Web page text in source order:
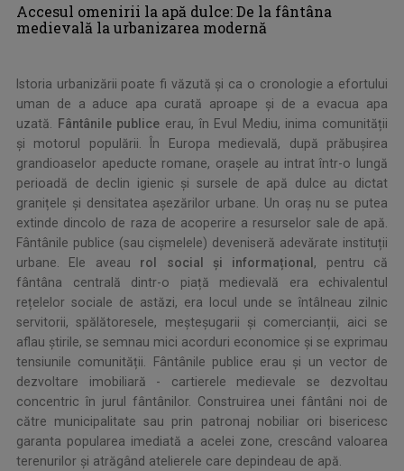
Accesul omenirii la apă dulce: De la fântâna
medievală la urbanizarea modernă
Istoria urbanizării poate fi văzută și ca o cronologie a efortului
uman de a aduce apa curată aproape și de a evacua apa
uzată.
Fântânile publice erau, în Evul Mediu, inima comunității
și motorul populării. În Europa medievală, după prăbușirea
grandioaselor apeducte romane, orașele au intrat într-o lungă
perioadă de declin igienic și sursele de apă dulce au dictat
granițele și densitatea așezărilor urbane. Un oraș nu se putea
extinde dincolo de raza de acoperire a resurselor sale de apă.
Fântânile publice (sau cișmelele) deveniseră adevărate instituții
urbane. Ele aveau rol social și informațional , pentru că
fântâna centrală dintr-o piață medievală era echivalentul
rețelelor sociale de astăzi, era locul unde se întâlneau zilnic
servitorii, spălătoresele, meșteșugarii și comercianții, aici se
aflau știrile, se semnau mici acorduri economice și se exprimau
tensiunile comunității. Fântânile publice erau și un vector de
dezvoltare imobiliară - cartierele medievale se dezvoltau
concentric în jurul fântânilor. Construirea unei fântâni noi de
către municipalitate sau prin patronaj nobiliar ori bisericesc
garanta popularea imediată a acelei zone, crescând valoarea
terenurilor și atrăgând atelierele care depindeau de apă.